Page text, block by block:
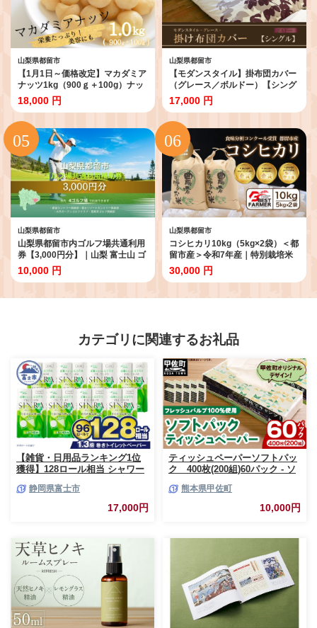
山梨県都留市
【1月1日～価格改定】マカダミア
ナッツ1kg（900ｇ＋100g）ナッ
ツ おつまみ ロースト加工 健
康 美容
18,000 円
山梨県都留市
【モダンスタイル】掛布団カバー
（グレース／ボルドー）【シング
ル：150ｃｍ×210ｃｍ】【サンモ
ト】
17,000 円
山梨県都留市
山梨県都留市内ゴルフ場共通利用
券【3,000円分】｜山梨 富士山 ゴ
ルフ golf 補助券 チケット ゴルフ
プレー券 ゴルフ場利用券 GOLF
10,000 円
山梨県都留市
コシヒカリ10kg（5kg×2袋）＜都
留市産＞令和7年産｜特別栽培米
入賞 米 コンクール 金賞受賞 農家
直送 こしひかり 米 こめ お米 新米
30,000 円
カテゴリに関連するお礼品
【雑貨・日用品ランキング1位
獲得】128ロール相当 シャワー
ー ダブル プレミアムシンラ 96
ロール (12R×8パック) 配達時間
指定可能 1.3倍巻き トイレット
ーパー 人気 おすすめ [sf001-
012]
静岡県富士市
17,000円
ティッシュペーパーソフトパッ
ク 400枚(200組)60パック - ソ
ー 生活用品 雑貨 日用品 必需品
紙 常備品 まとめ買い 備蓄 防災
ストック 熊本県 甲佐町【ZC】
熊本県甲佐町
10,000円